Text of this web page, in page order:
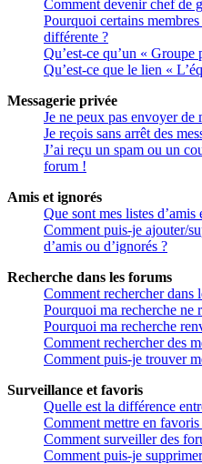
Comment devenir chef de
Pourquoi certains
différente ?
Qu’est-ce qu’un « Groupe
Qu’est-ce que le lien «
Messagerie privée
Je ne peux pas envoyer de
Je reçois sans arrêt des
J’ai reçu un spam ou un
forum !
Amis et ignorés
Que sont mes listes d’amis
Comment puis-je ajouter/
d’amis ou d’ignorés ?
Recherche dans les forums
Comment rechercher dans
Pourquoi ma recherche ne
Pourquoi ma recherche
Comment rechercher des
Comment puis-je trouver
Surveillance et favoris
Quelle est la différence
Comment mettre en
Comment surveiller des
Comment puis-je